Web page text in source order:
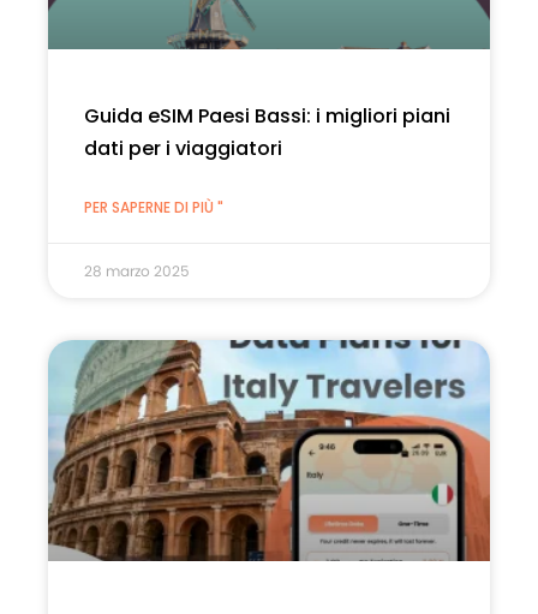
Guida eSIM Paesi Bassi: i migliori piani
dati per i viaggiatori
PER SAPERNE DI PIÙ "
28 marzo 2025